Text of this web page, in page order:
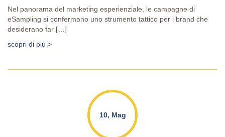
Nel panorama del marketing esperienziale, le campagne di
eSampling si confermano uno strumento tattico per i brand che
desiderano far […]
scopri di più >
10, Mag